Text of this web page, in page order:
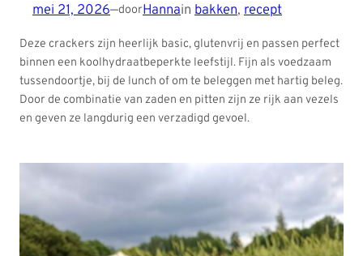
mei 21, 2026—doorHannain bakken, recept
Deze crackers zijn heerlijk basic, glutenvrij en passen perfect
binnen een koolhydraatbeperkte leefstijl. Fijn als voedzaam
tussendoortje, bij de lunch of om te beleggen met hartig beleg.
Door de combinatie van zaden en pitten zijn ze rijk aan vezels
en geven ze langdurig een verzadigd gevoel.